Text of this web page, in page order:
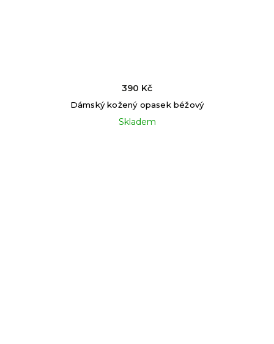
Dámský kožený opasek béžový
Skladem
390 Kč